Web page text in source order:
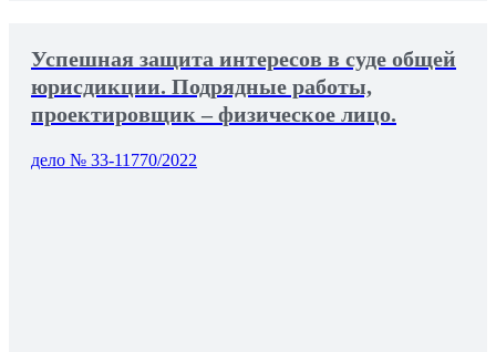
Успешная защита интересов в суде общей
юрисдикции. Подрядные работы,
проектировщик – физическое лицо.
дело № 33-11770/2022